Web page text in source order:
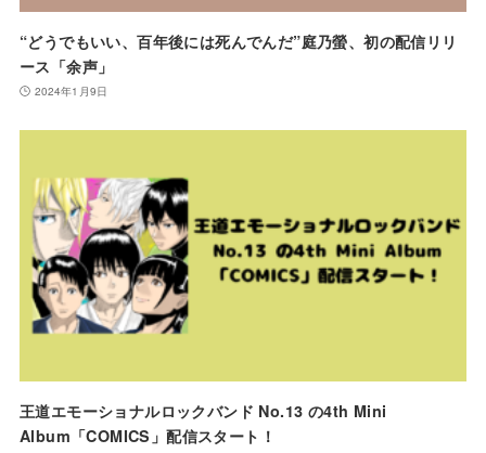
“どうでもいい、百年後には死んでんだ”庭乃螢、初の配信リリ
ース「余声」
2024年1月9日
王道エモーショナルロックバンド No.13 の4th Mini
Album「COMICS」配信スタート！